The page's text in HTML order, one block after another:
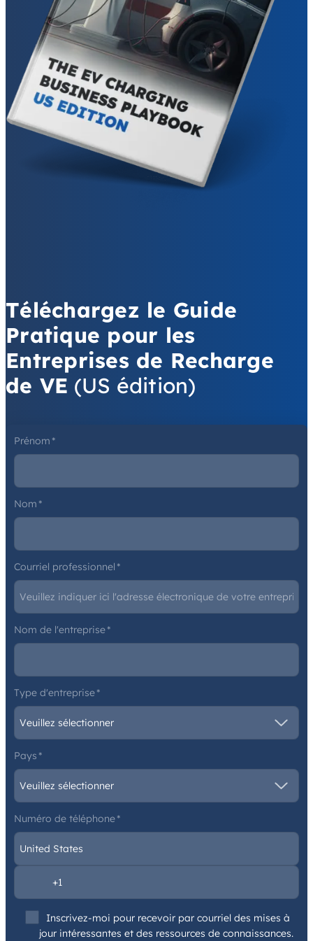
Téléchargez le Guide
Pratique pour les
Entreprises de Recharge
de VE (US édition)
Prénom*
Nom*
Courriel professionnel*
Nom de l'entreprise*
Type d'entreprise*
Pays*
Numéro de téléphone*
Inscrivez-moi pour recevoir par courriel des mises à
jour intéressantes et des ressources de connaissances.